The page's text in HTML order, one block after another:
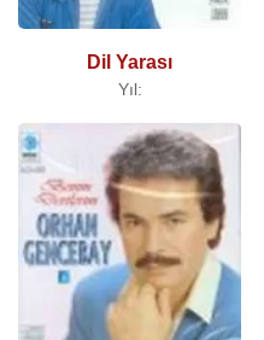
Dil Yarası
Yıl: